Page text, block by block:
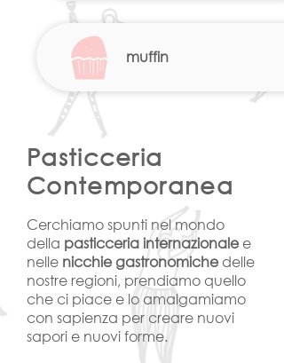
Cerchiamo spunti nel mondo
della pasticceria internazionalee
nelle nicchie gastronomichedelle
nostre regioni, prendiamo quello
che ci piace e lo amalgamiamo
con sapienza per creare nuovi
sapori e nuovi forme.
Pasticceria
Contemporanea
muffin